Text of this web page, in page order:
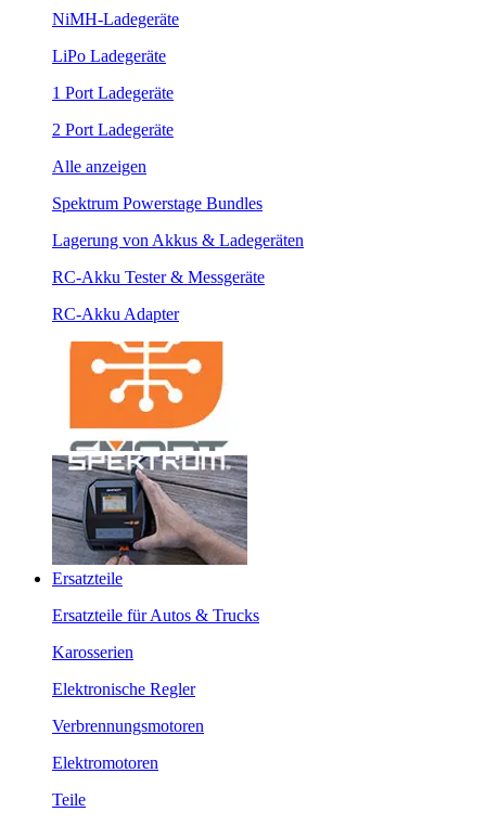
NiMH-Ladegeräte
LiPo Ladegeräte
1 Port Ladegeräte
2 Port Ladegeräte
Alle anzeigen
Spektrum Powerstage Bundles
Lagerung von Akkus & Ladegeräten
RC-Akku Tester & Messgeräte
RC-Akku Adapter
Ersatzteile
Ersatzteile für Autos & Trucks
Karosserien
Elektronische Regler
Verbrennungsmotoren
Elektromotoren
Teile